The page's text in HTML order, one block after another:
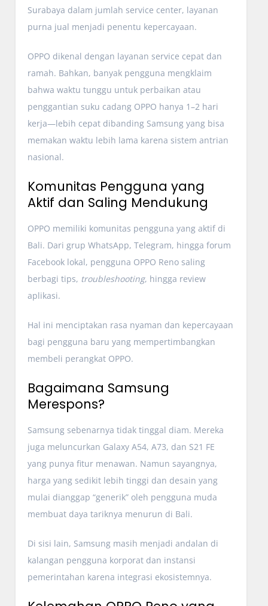
Surabaya dalam jumlah service center, layanan
purna jual menjadi penentu kepercayaan.
OPPO dikenal dengan layanan service cepat dan
ramah. Bahkan, banyak pengguna mengklaim
bahwa waktu tunggu untuk perbaikan atau
penggantian suku cadang OPPO hanya 1–2 hari
kerja—lebih cepat dibanding Samsung yang bisa
memakan waktu lebih lama karena sistem antrian
nasional.
Komunitas Pengguna yang
Aktif dan Saling Mendukung
OPPO memiliki komunitas pengguna yang aktif di
Bali. Dari grup WhatsApp, Telegram, hingga forum
Facebook lokal, pengguna OPPO Reno saling
berbagi tips, troubleshooting, hingga review
aplikasi.
Hal ini menciptakan rasa nyaman dan kepercayaan
bagi pengguna baru yang mempertimbangkan
membeli perangkat OPPO.
Bagaimana Samsung
Merespons?
Samsung sebenarnya tidak tinggal diam. Mereka
juga meluncurkan Galaxy A54, A73, dan S21 FE
yang punya fitur menawan. Namun sayangnya,
harga yang sedikit lebih tinggi dan desain yang
mulai dianggap “generik” oleh pengguna muda
membuat daya tariknya menurun di Bali.
Di sisi lain, Samsung masih menjadi andalan di
kalangan pengguna korporat dan instansi
pemerintahan karena integrasi ekosistemnya.